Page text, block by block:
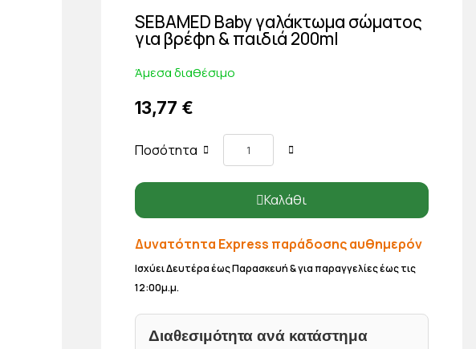
SEBAMED Baby γαλάκτωμα σώματος
για βρέφη & παιδιά 200ml
Άμεσα διαθέσιμο
13,77 €
Ποσότητα
Καλάθι
Δυνατότητα Express παράδοσης αυθημερόν
Ισχύει Δευτέρα έως Παρασκευή & για παραγγελίες έως τις
12:00μ.μ.
Διαθεσιμότητα ανά κατάστημα